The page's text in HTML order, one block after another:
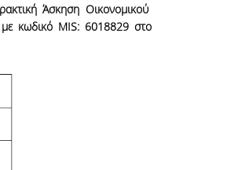
Άσκηση Οικονομικού
κωδικό MIS: 6018829 στο